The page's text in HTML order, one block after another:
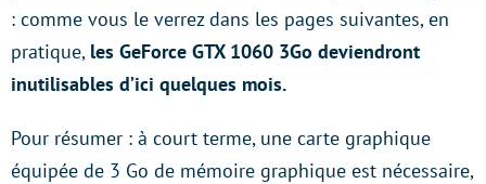
: comme vous le verrez dans les pages suivantes, en
pratique, les GeForce GTX 1060 3Go deviendront
inutilisables d’ici quelques mois.
Pour résumer : à court terme, une carte graphique
équipée de 3 Go de mémoire graphique est nécessaire,